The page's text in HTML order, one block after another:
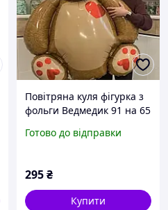
Повітряна куля фігурка з
фольги Ведмедик 91 на 65
Готово до відправки
295₴
Купити